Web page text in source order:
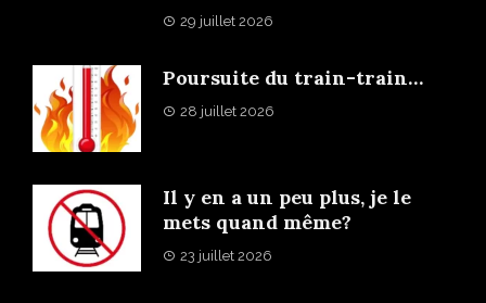
29 juillet 2026
Poursuite du train-train…
28 juillet 2026
Il y en a un peu plus, je le
mets quand même?
23 juillet 2026